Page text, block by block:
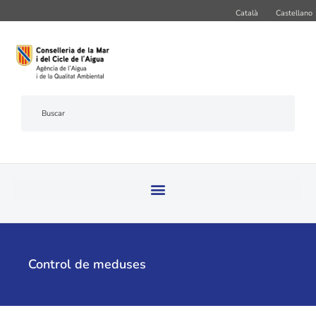
Català Castellano
Control de meduses